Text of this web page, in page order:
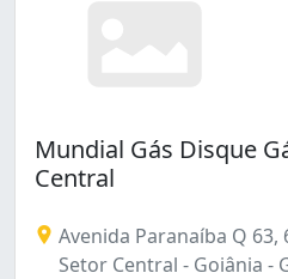
Mundial Gás Disque
Central
Avenida Paranaíba Q 63,
Setor Central - Goiânia -